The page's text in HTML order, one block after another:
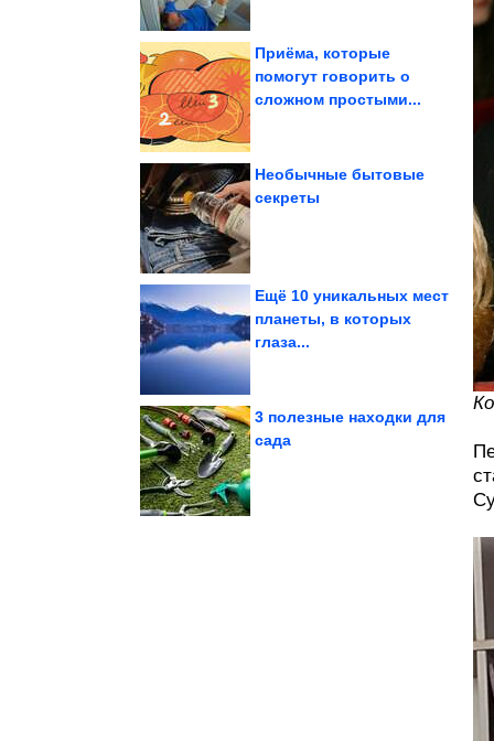
Приёма, которые
помогут говорить о
сложном простыми...
Необычные бытовые
секреты
Мемы, после которых
Ещё 10 уникальных мест
планеты, в которых
глаза...
Великолепное блюдо на
3 полезные находки для
сада